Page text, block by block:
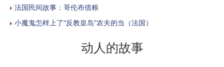
法国民间故事：哥伦布借粮
小魔鬼怎样上了“反教皇岛”农夫的当（法国）
动人的故事